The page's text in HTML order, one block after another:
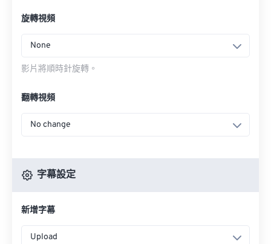
旋轉視頻
None
影片將順時針旋轉。
翻轉視頻
No change
字幕設定
新增字幕
Upload